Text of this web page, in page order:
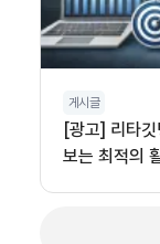
게시글
[광고] 리타
보는 최적의